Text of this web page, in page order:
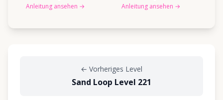
Anleitung ansehen → Anleitung ansehen →
← Vorheriges Level
Sand Loop Level 221